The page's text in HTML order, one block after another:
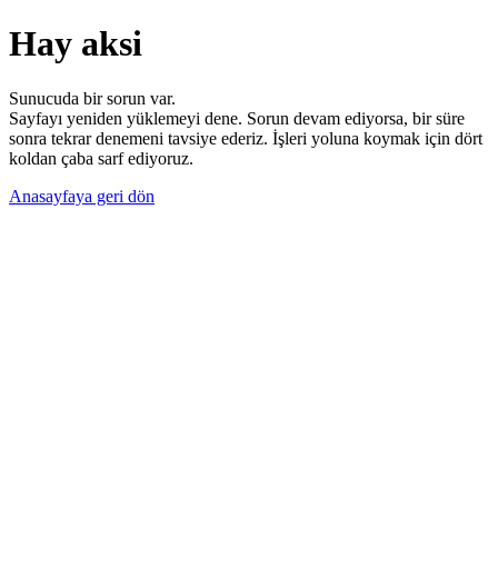
Hay aksi
Sunucuda bir sorun var.
Sayfayı yeniden yüklemeyi dene. Sorun devam ediyorsa, bir süre
sonra tekrar denemeni tavsiye ederiz. İşleri yoluna koymak için dört
koldan çaba sarf ediyoruz.
Anasayfaya geri dön